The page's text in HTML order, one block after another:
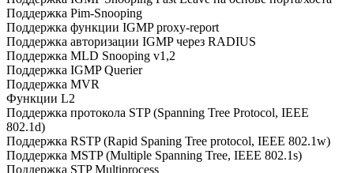
Поддержка Pim-Snooping
Поддержка функции IGMP proxy-report
Поддержка авторизации IGMP через RADIUS
Поддержка MLD Snooping v1,2
Поддержка IGMP Querier
Поддержка MVR
Функции L2
Поддержка протокола STP (Spanning Tree Protocol, IEEE
802.1d)
Поддержка RSTP (Rapid Spaning Tree protocol, IEEE 802.1w)
Поддержка MSTP (Multiple Spanning Tree, IEEE 802.1s)
Поддержка STP Multiprocess